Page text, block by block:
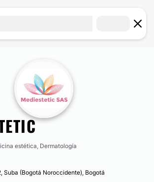
estética, Dermatología
Suba (Bogotá Noroccidente), Bogotá